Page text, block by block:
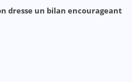
dresse un bilan encourageant